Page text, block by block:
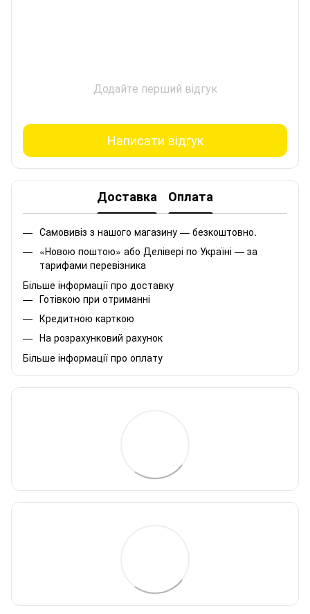
Додайте перший відгук
Написати відгук
Доставка Оплата
Самовивіз з нашого магазину — безкоштовно.
«Новою поштою» або Делівері по Україні — за
тарифами перевізника
Більше інформації про доставку
Готівкою при отриманні
Кредитною карткою
На розрахунковий рахунок
Більше інформації про оплату